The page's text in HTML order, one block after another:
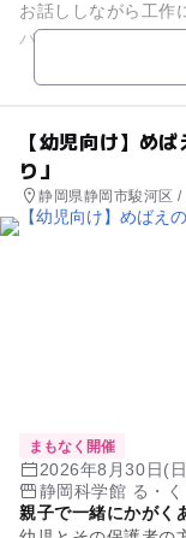
お話ししながら工作に挑戦しよう！
バランストンボ」。
【幼児向け】め
り」
静岡県静岡市駿河区
まもなく開催
2026年8月30日(
静岡科学館 る・く
親子で一緒にかがく